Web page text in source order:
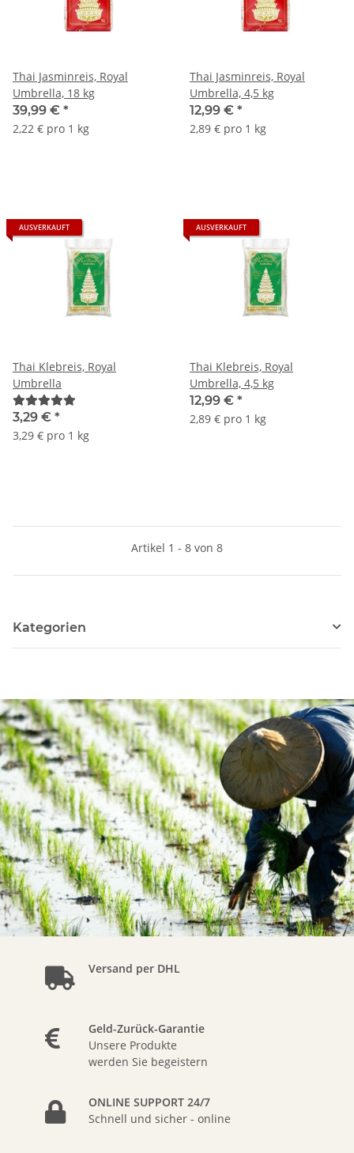
Thai Jasminreis, Royal
Umbrella, 18 kg
39,99 € *
2,22 € pro 1 kg
Thai Jasminreis, Royal
Umbrella, 4,5 kg
12,99 € *
2,89 € pro 1 kg
AUSVERKAUFT
Thai Klebreis, Royal
Umbrella
3,29 € *
3,29 € pro 1 kg
AUSVERKAUFT
Thai Klebreis, Royal
Umbrella, 4,5 kg
12,99 € *
2,89 € pro 1 kg
Artikel 1 - 8 von 8
Kategorien
Versand per DHL
Geld-Zurück-Garantie
Unsere Produkte
werden Sie begeistern
ONLINE SUPPORT 24/7
Schnell und sicher - online